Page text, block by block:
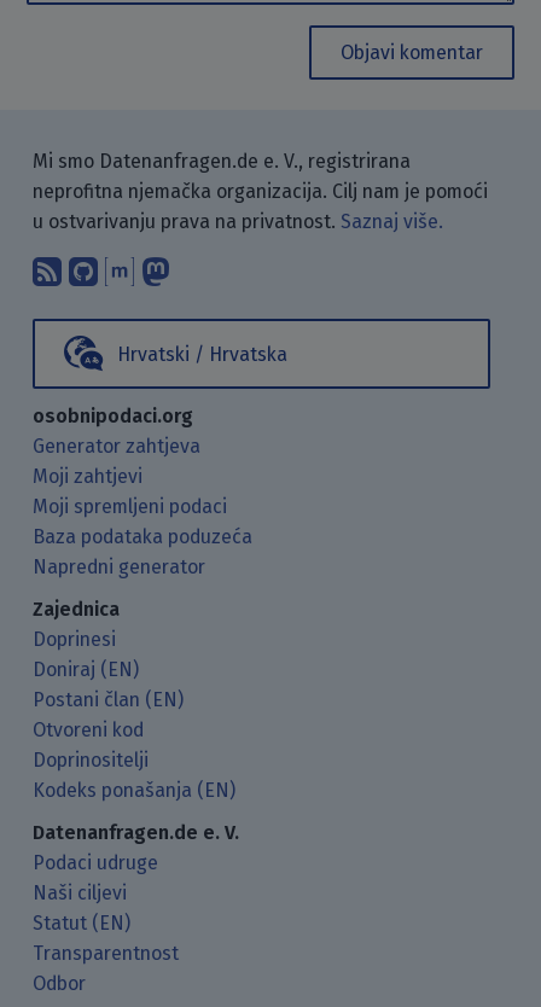
Objavi komentar
Mi smo Datenanfragen.de e. V., registrirana
neprofitna njemačka organizacija. Cilj nam je pomoći
u ostvarivanju prava na privatnost. Saznaj više.
Pretplati se na naš blog koristeći
Pronađi nas na GitHubu.
Raspravljaj s nama putem
Hrvatski / Hrvatska
osobnipodaci.org
Generator zahtjeva
Moji zahtjevi
Moji spremljeni podaci
Baza podataka poduzeća
Napredni generator
Zajednica
Doprinesi
Doniraj (EN)
Postani član (EN)
Otvoreni kod
Doprinositelji
Kodeks ponašanja (EN)
Datenanfragen.de e. V.
Podaci udruge
Naši ciljevi
Statut (EN)
Transparentnost
Odbor